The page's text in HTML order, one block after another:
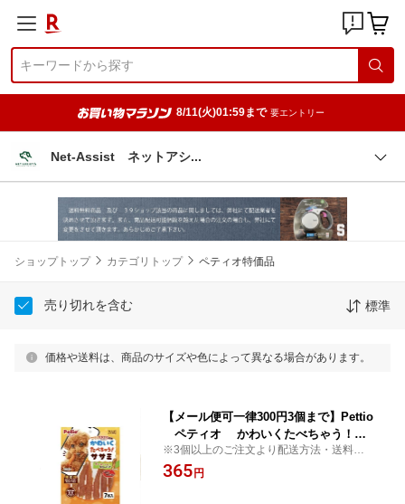
8/11(火)01:59まで 要エントリー
Net-Assist ネットアシ
ショップトップ カテゴリトップ ペティオ特価品
売り切れを含む 標準
価格や送料は、商品のサイズや色によって異なる場合があります。
【メール便可一律300円3個まで】Pettio
ペティオ かわいくたべちゃう！サ
サミ 7本入【犬フード】【全犬種用】
【間食用】【犬おやつ】
※3個以上のご注文より配送方法・送料を変
更させていただきます。ご了承くださいま
せ。
365円